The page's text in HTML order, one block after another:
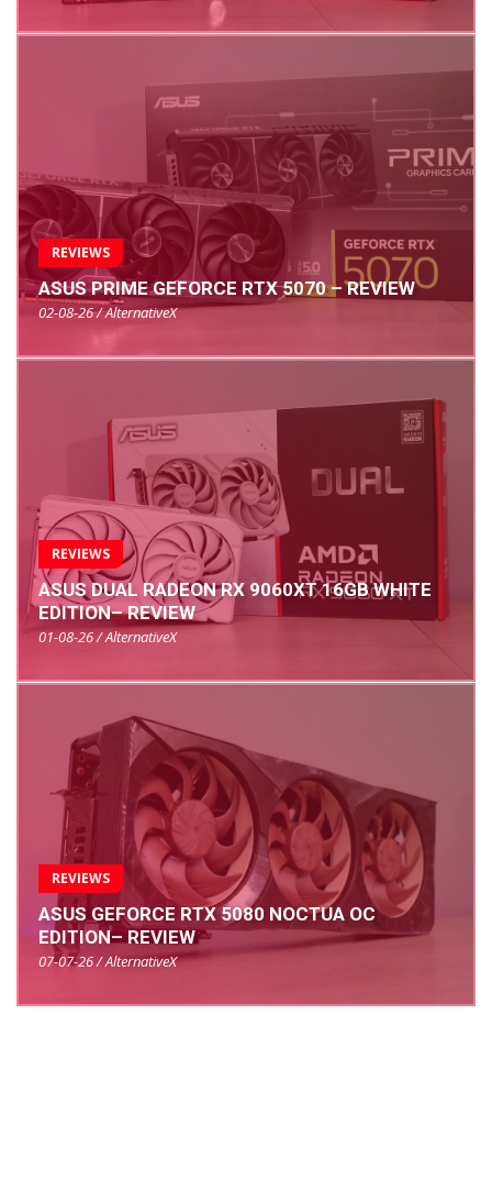
REVIEWS
ASUS PRIME GEFORCE RTX 5070 – REVIEW
02-08-26 / AlternativeX
REVIEWS
ASUS DUAL RADEON RX 9060XT 16GB WHITE
EDITION– REVIEW
01-08-26 / AlternativeX
REVIEWS
ASUS GEFORCE RTX 5080 NOCTUA OC
EDITION– REVIEW
07-07-26 / AlternativeX